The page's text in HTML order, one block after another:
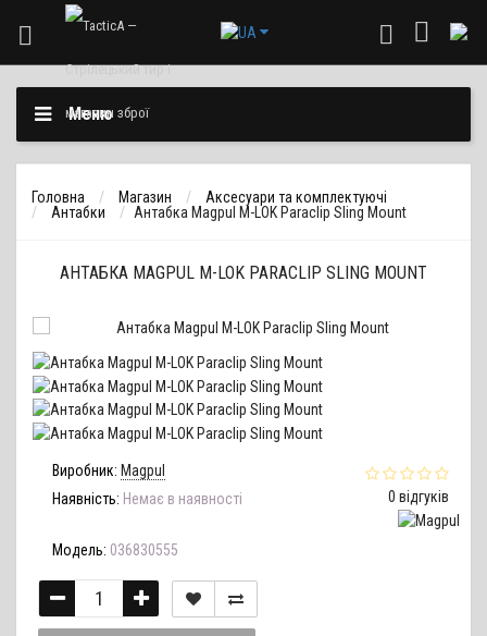
Меню
Головна Магазин
Аксесуари та комплектуючі
Антабки
Антабка Magpul M-LOK Paraclip Sling Mount
АНТАБКА MAGPUL M-LOK PARACLIP SLING MOUNT
0 відгуків
Виробник: Magpul
Наявність: Немає в наявності
Модель: 036830555